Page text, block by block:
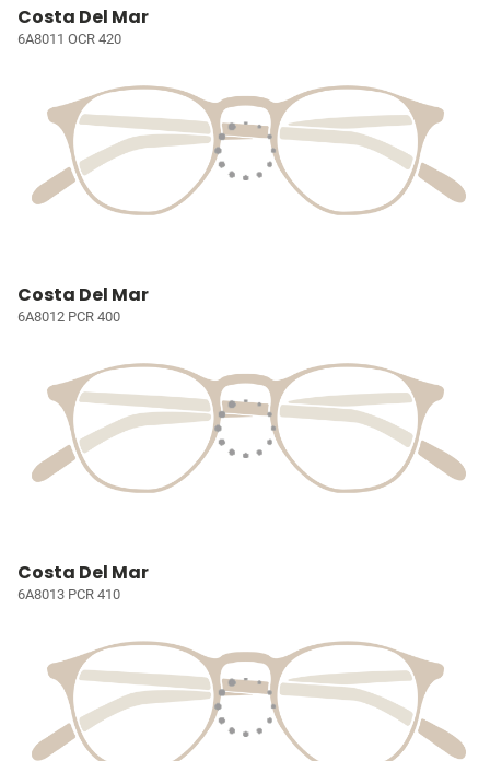
Costa Del Mar
6A8011 OCR 420
Costa Del Mar
6A8012 PCR 400
Costa Del Mar
6A8013 PCR 410